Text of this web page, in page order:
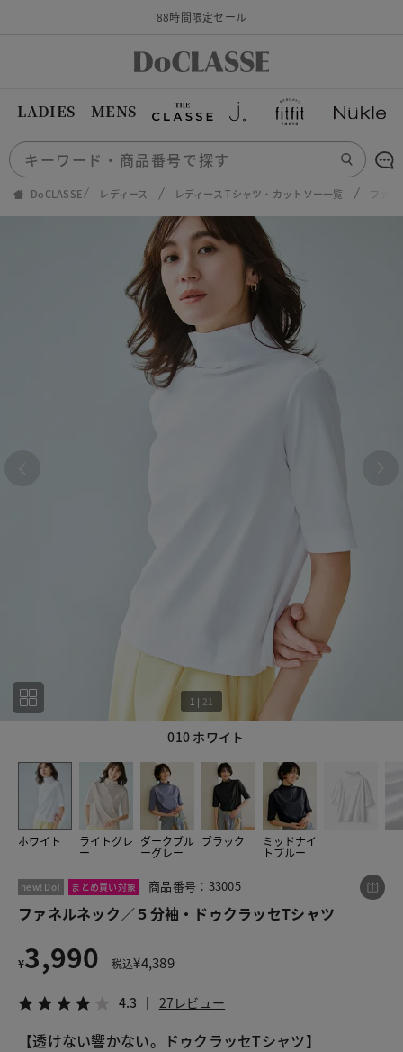
88時間限定セール
LADIES MENS
DoCLASSE レディース レディース Tシャツ・カットソー一覧 ファ
010 ホワイト
1 | 21
ホワイト ライトグレ
ー
ダークブル
ーグレー
ブラック ミッドナイ
トブルー
21
new! DoT まとめ買い対象 商品番号：33005
ファネルネック／５分袖・ドゥクラッセTシャツ
¥3,990 税込¥4,389
4.3 27レビュー
【透けない響かない。ドゥクラッセTシャツ】
この商品をシェアする
ファネルネック／５分袖・ドゥクラッセTシャツ